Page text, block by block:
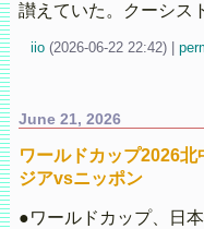
讃えていた。クーシス
iio (2026-06-22 22:42)
June 21, 2026
ワールドカップ2026
ジアvsニッポン
●ワールドカップ、日